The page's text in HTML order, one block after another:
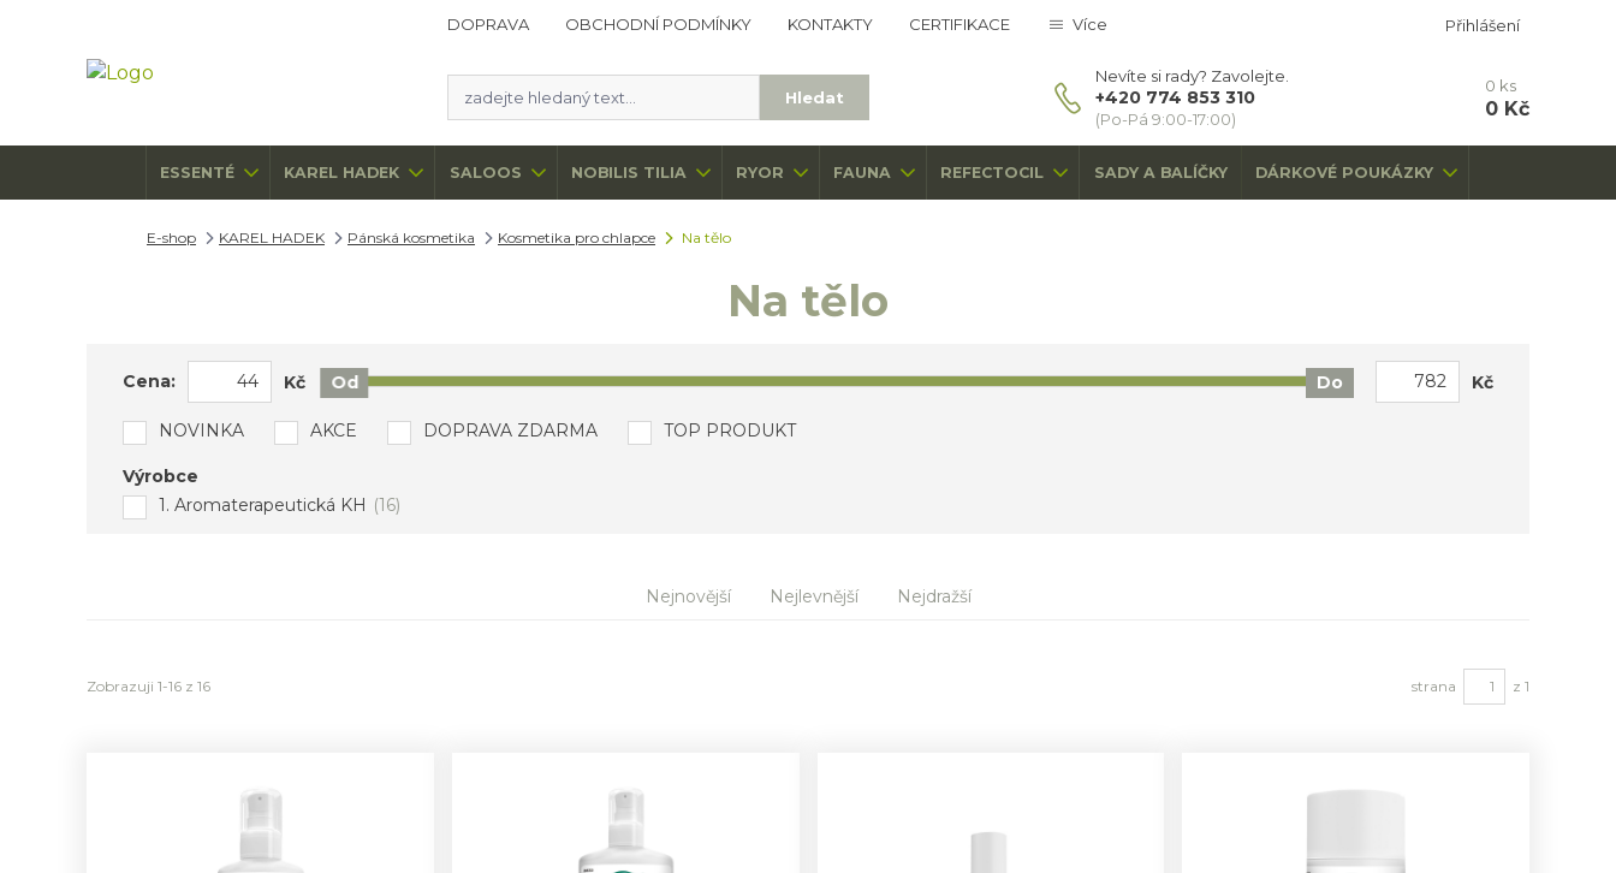
DOPRAVA OBCHODNÍ PODMÍNKY KONTAKTY CERTIFIKACE Více Přihlášení
Hledat
Nevíte si rady? Zavolejte.
+420 774 853 310
(Po-Pá 9:00-17:00)
0 ks
0 Kč
ESSENTÉ KAREL HADEK SALOOS NOBILIS TILIA RYOR FAUNA REFECTOCIL SADY A BALÍČKY DÁRKOVÉ POUKÁZKY
E-shop KAREL HADEK Pánská kosmetika Kosmetika pro chlapce Na tělo
Na tělo
Cena: Kč Od Do Kč
NOVINKA AKCE DOPRAVA ZDARMA TOP PRODUKT
Výrobce
1. Aromaterapeutická KH (16)
Nejnovější Nejlevnější Nejdražší
Zobrazuji 1-16 z 16 strana z 1